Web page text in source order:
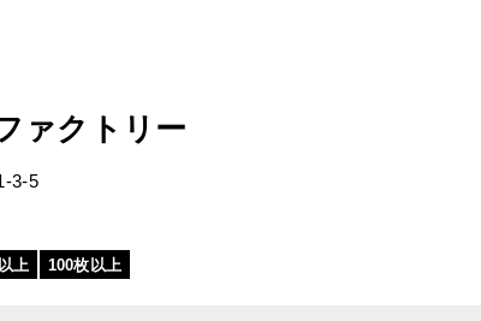
ァクトリー
3-5
上 100枚以上